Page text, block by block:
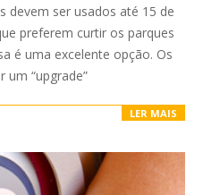
devem ser usados até 15 de
preferem curtir os parques
é uma excelente opção. Os
“upgrade”
LER MAIS